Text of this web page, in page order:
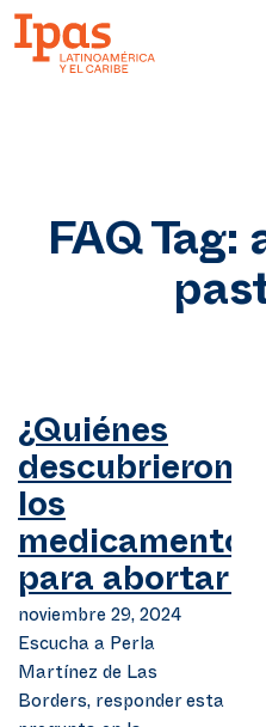
FAQ Tag:
¿Quiénes
descubrieron
los
medicamentos
para abortar?
noviembre 29, 2024
Escucha a Perla
Martínez de Las
Borders, responder esta